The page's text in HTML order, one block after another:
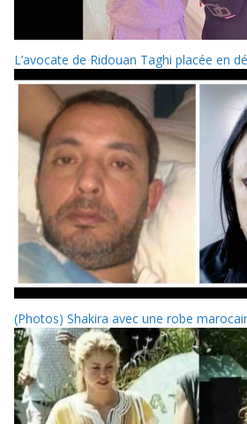
L’avocate de Ridouan Taghi placée en
(Photos) Shakira avec une robe